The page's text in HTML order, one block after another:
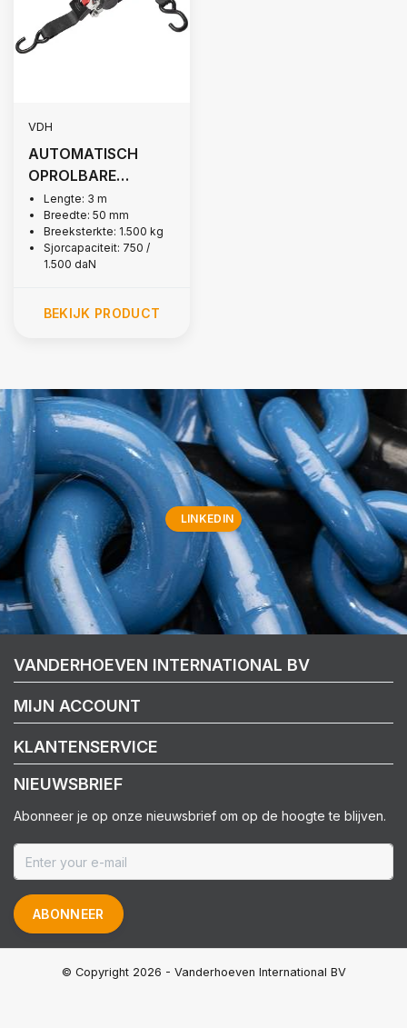
VDH
AUTOMATISCH
OPROLBARE
SPANBAND, 1.500
KG
Lengte: 3 m
Breedte: 50 mm
Breeksterkte: 1.500 kg
Sjorcapaciteit: 750 /
1.500 daN
BEKIJK PRODUCT
LINKEDIN
VANDERHOEVEN INTERNATIONAL BV
MIJN ACCOUNT
KLANTENSERVICE
NIEUWSBRIEF
Abonneer je op onze nieuwsbrief om op de hoogte te blijven.
ABONNEER
© Copyright 2026 - Vanderhoeven International BV